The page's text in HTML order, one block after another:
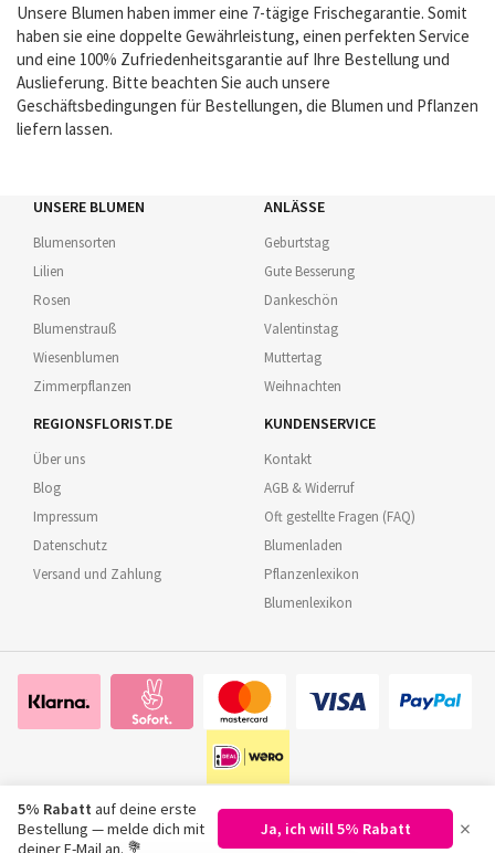
Unsere Blumen haben immer eine 7-tägige Frischegarantie. Somit
haben sie eine doppelte Gewährleistung, einen perfekten Service
und eine 100% Zufriedenheitsgarantie auf Ihre Bestellung und
Auslieferung. Bitte beachten Sie auch unsere
Geschäftsbedingungen für Bestellungen, die Blumen und Pflanzen
liefern lassen.
UNSERE BLUMEN
Blumensorten
Lilien
Rosen
Blumenstrauß
Wiesenblumen
Zimmerpflanzen
ANLÄSSE
Geburtstag
Gute Besserung
Dankeschön
Valentinstag
Muttertag
Weihnachten
REGIONSFLORIST.DE
Über uns
Blog
Impressum
Datenschutz
Versand und Zahlung
KUNDENSERVICE
Kontakt
AGB & Widerruf
Oft gestellte Fragen (FAQ)
Blumenladen
Pflanzenlexikon
Blumenlexikon
©2026Regionsflorist.de
5% Rabatt auf deine erste
Bestellung — melde dich mit
deiner E-Mail an. 💐
Ja, ich will 5% Rabatt ×